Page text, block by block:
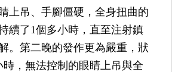
上吊、手腳僵硬，全身扭曲的
續了1個多小時，直至注射鎮
。第二晚的發作更為嚴重，狀
時，無法控制的眼睛上吊與全